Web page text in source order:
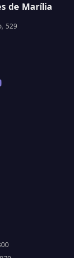
de Marília
529